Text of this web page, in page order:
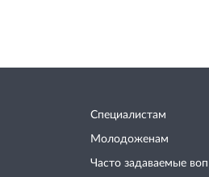
Специалистам
Молодоженам
Часто задаваемые